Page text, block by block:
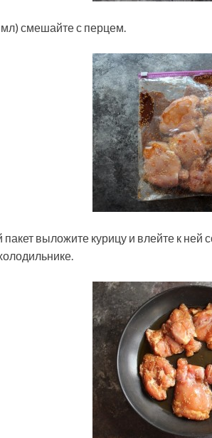
смешайте с перцем.
пакет выложите курицу и влейте к ней